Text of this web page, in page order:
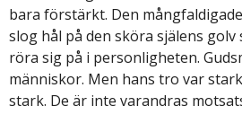
bara förstärkt. Den
slog hål på den sköra själens
röra sig på i personligheten.
människor. Men hans tro var
stark. De är inte varandras